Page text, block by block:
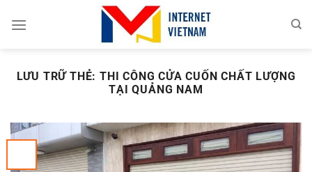
đến
LƯU TRỮ THẺ: THI CÔNG CỬA CUỐN CHẤT LƯỢNG
TẠI QUẢNG NAM